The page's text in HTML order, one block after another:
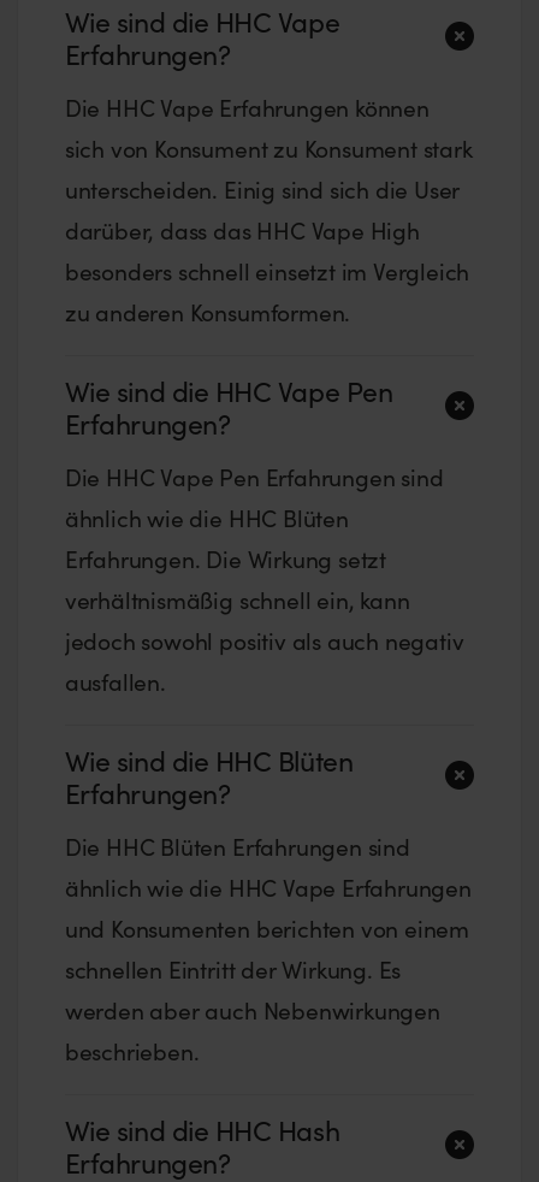
Wie sind die HHC Vape
Erfahrungen?
Die HHC Vape Erfahrungen können
sich von Konsument zu Konsument stark
unterscheiden. Einig sind sich die User
darüber, dass das HHC Vape High
besonders schnell einsetzt im Vergleich
zu anderen Konsumformen.
Wie sind die HHC Vape Pen
Erfahrungen?
Die HHC Vape Pen Erfahrungen sind
ähnlich wie die HHC Blüten
Erfahrungen. Die Wirkung setzt
verhältnismäßig schnell ein, kann
jedoch sowohl positiv als auch negativ
ausfallen.
Wie sind die HHC Blüten
Erfahrungen?
Die HHC Blüten Erfahrungen sind
ähnlich wie die HHC Vape Erfahrungen
und Konsumenten berichten von einem
schnellen Eintritt der Wirkung. Es
werden aber auch Nebenwirkungen
beschrieben.
Wie sind die HHC Hash
Erfahrungen?